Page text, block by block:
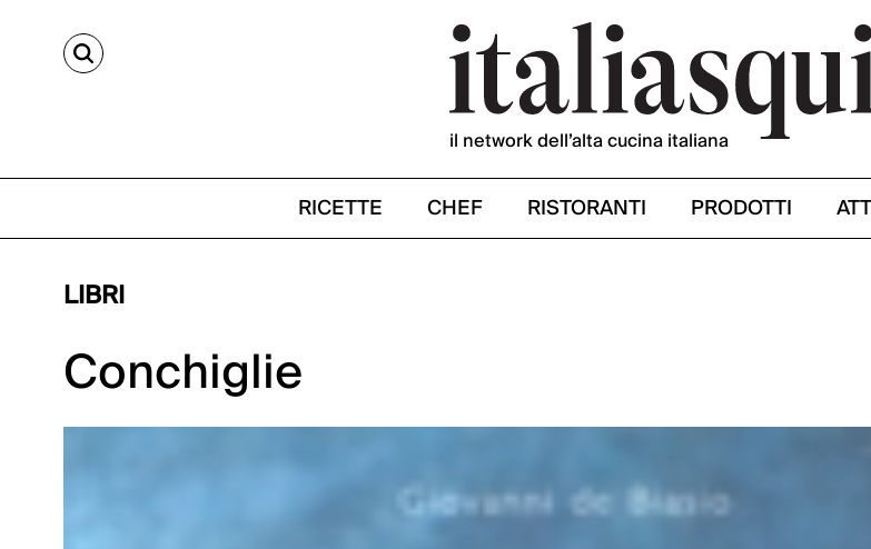
CERCA
il network dell’alta cucina italiana
RICETTE CHEF RISTORANTI PRODOTTI
LIBRI
Conchiglie